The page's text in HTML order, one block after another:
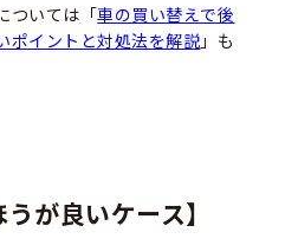
ついては「車の買い替えで後
ポイントと対処法を解説 」も
が良いケース】